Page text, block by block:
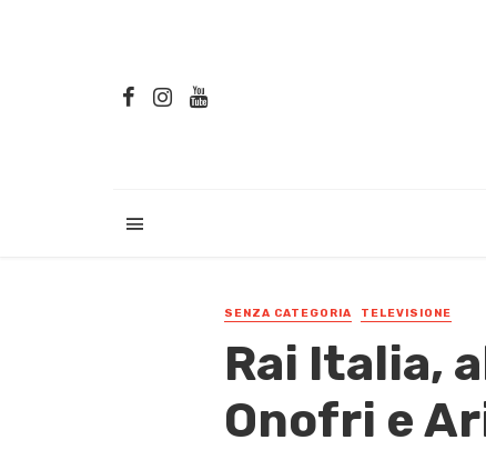
SENZA CATEGORIA TELEVISIONE
Rai Italia,
Onofri e